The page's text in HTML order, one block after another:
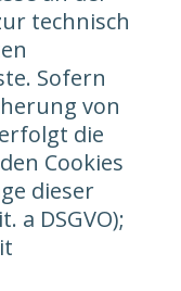
technisch
Sofern
von
die
Cookies
dieser
a DSGVO);